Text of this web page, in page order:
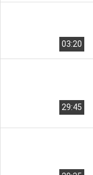
03:20
29:45